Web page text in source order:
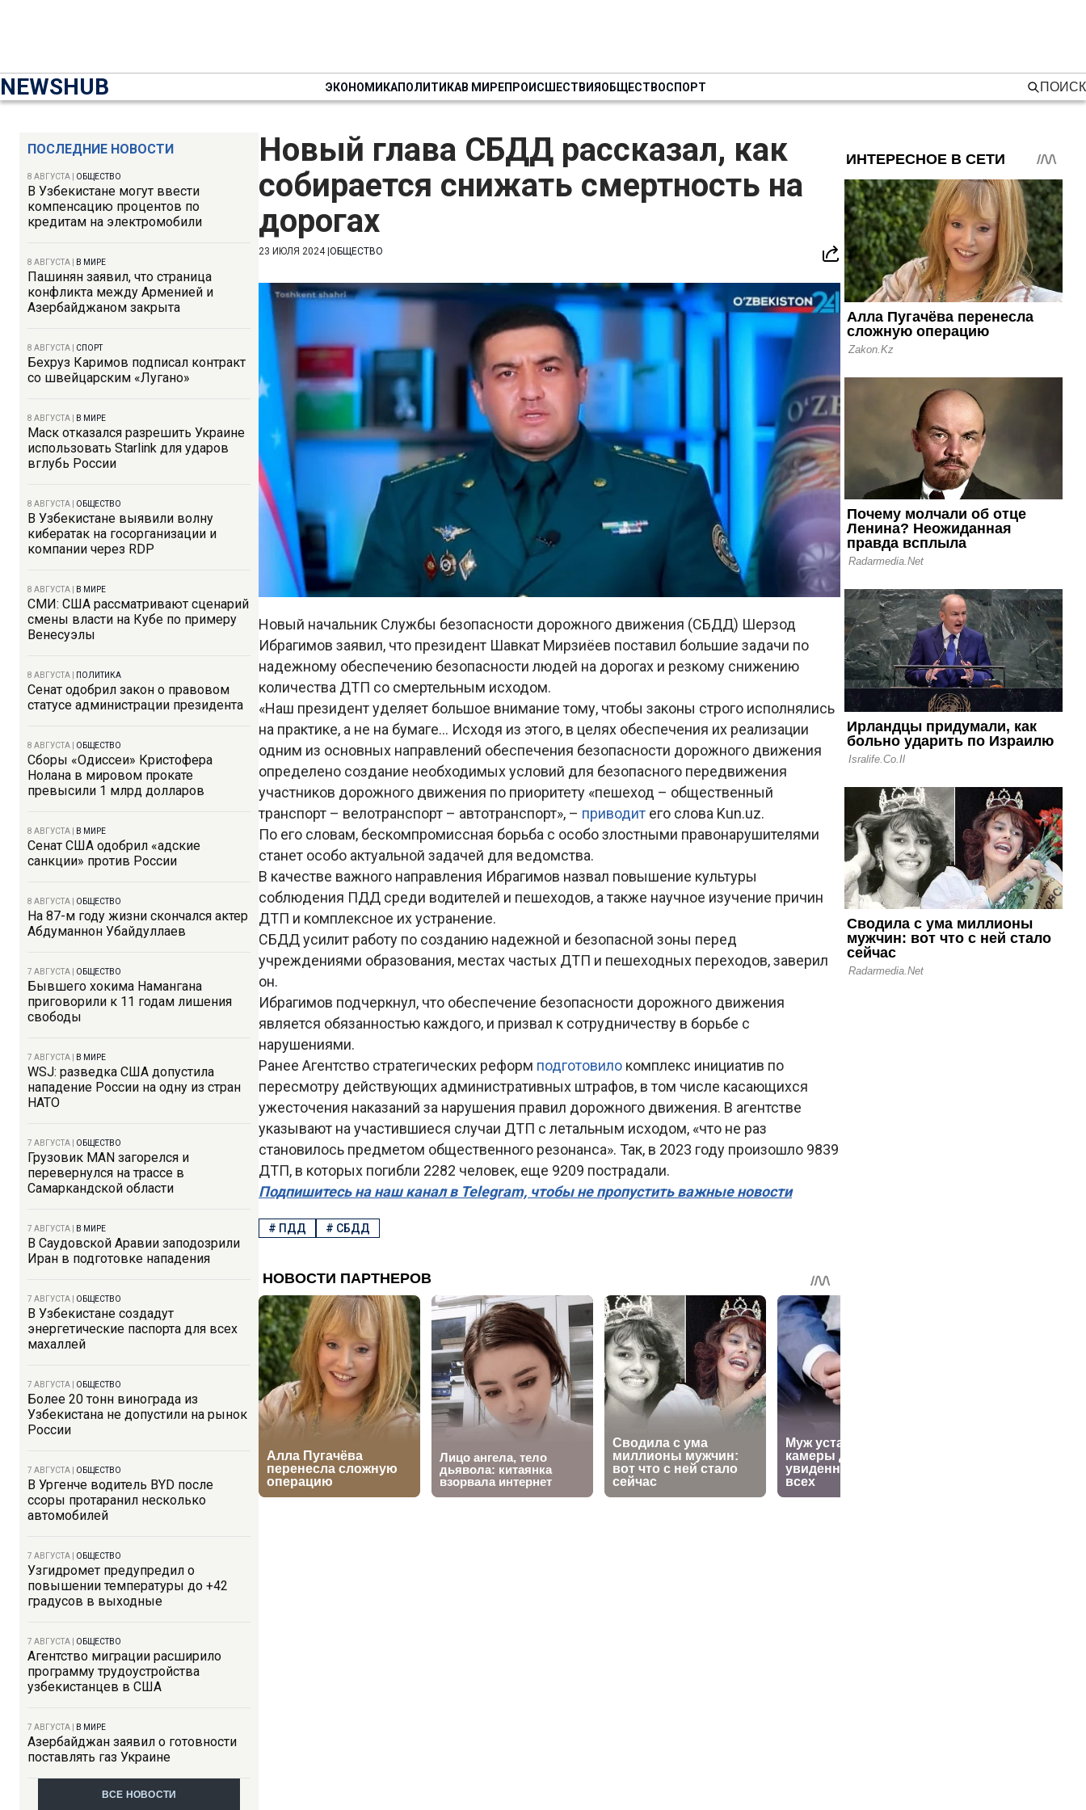
NEWSHUB ЭКОНОМИКАПОЛИТИКАВ МИРЕПРОИСШЕСТВИЯОБЩЕСТВОСПОРТ ПОИСК
ПОСЛЕДНИЕ НОВОСТИ
8 АВГУСТА ОБЩЕСТВО
В Узбекистане могут ввести
компенсацию процентов по
кредитам на электромобили
8 АВГУСТА В МИРЕ
Пашинян заявил, что страница
конфликта между Арменией и
Азербайджаном закрыта
8 АВГУСТА СПОРТ
Бехруз Каримов подписал контракт
со швейцарским «Лугано»
8 АВГУСТА В МИРЕ
Маск отказался разрешить Украине
использовать Starlink для ударов
вглубь России
8 АВГУСТА ОБЩЕСТВО
В Узбекистане выявили волну
кибератак на госорганизации и
компании через RDP
8 АВГУСТА В МИРЕ
СМИ: США рассматривают сценарий
смены власти на Кубе по примеру
Венесуэлы
8 АВГУСТА ПОЛИТИКА
Сенат одобрил закон о правовом
статусе администрации президента
8 АВГУСТА ОБЩЕСТВО
Сборы «Одиссеи» Кристофера
Нолана в мировом прокате
превысили 1 млрд долларов
8 АВГУСТА В МИРЕ
Сенат США одобрил «адские
санкции» против России
8 АВГУСТА ОБЩЕСТВО
На 87-м году жизни скончался актер
Абдуманнон Убайдуллаев
7 АВГУСТА ОБЩЕСТВО
Бывшего хокима Намангана
приговорили к 11 годам лишения
свободы
7 АВГУСТА В МИРЕ
WSJ: разведка США допустила
нападение России на одну из стран
НАТО
7 АВГУСТА ОБЩЕСТВО
Грузовик MAN загорелся и
перевернулся на трассе в
Самаркандской области
7 АВГУСТА В МИРЕ
В Саудовской Аравии заподозрили
Иран в подготовке нападения
7 АВГУСТА ОБЩЕСТВО
В Узбекистане создадут
энергетические паспорта для всех
махаллей
7 АВГУСТА ОБЩЕСТВО
Более 20 тонн винограда из
Узбекистана не допустили на рынок
России
7 АВГУСТА ОБЩЕСТВО
В Ургенче водитель BYD после
ссоры протаранил несколько
автомобилей
7 АВГУСТА ОБЩЕСТВО
Узгидромет предупредил о
повышении температуры до +42
градусов в выходные
7 АВГУСТА ОБЩЕСТВО
Агентство миграции расширило
программу трудоустройства
узбекистанцев в США
7 АВГУСТА В МИРЕ
Азербайджан заявил о готовности
поставлять газ Украине
ВСЕ НОВОСТИ
Новый глава СБДД рассказал, как
собирается снижать смертность на
дорогах
23 ИЮЛЯ 2024| ОБЩЕСТВО
Новый начальник Службы безопасности дорожного движения (СБДД) Шерзод
Ибрагимов заявил, что президент Шавкат Мирзиёев поставил большие задачи по
надежному обеспечению безопасности людей на дорогах и резкому снижению
количества ДТП со смертельным исходом.
«Наш президент уделяет большое внимание тому, чтобы законы строго исполнялись
на практике, а не на бумаге… Исходя из этого, в целях обеспечения их реализации
одним из основных направлений обеспечения безопасности дорожного движения
определено создание необходимых условий для безопасного передвижения
участников дорожного движения по приоритету «пешеход – общественный
транспорт – велотранспорт – автотранспорт», – приводит его слова Kun.uz.
По его словам, бескомпромиссная борьба с особо злостными правонарушителями
станет особо актуальной задачей для ведомства.
В качестве важного направления Ибрагимов назвал повышение культуры
соблюдения ПДД среди водителей и пешеходов, а также научное изучение причин
ДТП и комплексное их устранение.
СБДД усилит работу по созданию надежной и безопасной зоны перед
учреждениями образования, местах частых ДТП и пешеходных переходов, заверил
он.
Ибрагимов подчеркнул, что обеспечение безопасности дорожного движения
является обязанностью каждого, и призвал к сотрудничеству в борьбе с
нарушениями.
Ранее Агентство стратегических реформ подготовило комплекс инициатив по
пересмотру действующих административных штрафов, в том числе касающихся
ужесточения наказаний за нарушения правил дорожного движения. В агентстве
указывают на участившиеся случаи ДТП с летальным исходом, «что не раз
становилось предметом общественного резонанса». Так, в 2023 году произошло 9839
ДТП, в которых погибли 2282 человек, еще 9209 пострадали.
Подпишитесь на наш канал в Telegram, чтобы не пропустить важные новости
# ПДД # СБДД